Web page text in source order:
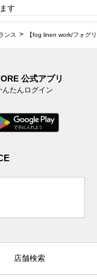
す
ンス 【fog linen work/フォグ
公式アプリ
たんログイン
店舗検索